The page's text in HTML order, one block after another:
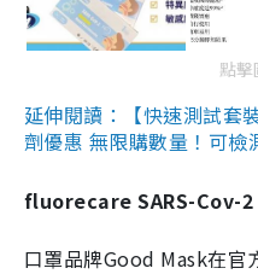
點
延伸閱讀：【快速測試套
劑優惠 無限購數量！可
fluorecare SARS-Cov-2
口罩品牌Good Mask在